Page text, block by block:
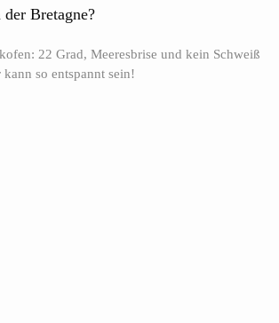
Bretagne?
22 Grad, Meeresbrise und kein Schweiß
so entspannt sein!